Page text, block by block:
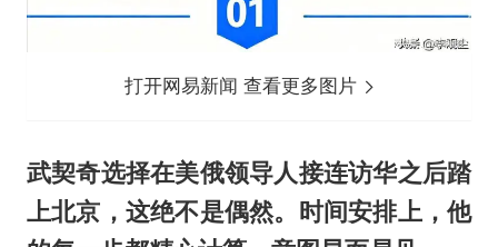
打开网易新闻 查看更多图片
武契奇选择在美俄领导人接连访华之后踏
上北京，这绝不是偶然。时间安排上，他